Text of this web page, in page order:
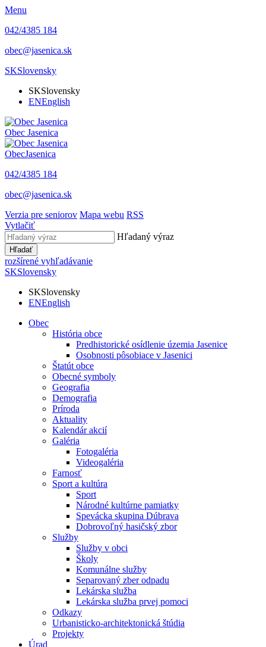
Menu
042/4385 184
obec@jasenica.sk
SKSlovensky
SKSlovensky
ENEnglish
Obec Jasenica
ObecJasenica
042/4385 184
obec@jasenica.sk
Verzia pre seniorov Mapa webu RSS
Vytlačiť
Hľadaný výraz
Hľadať
rozšírené vyhľadávanie
SKSlovensky
SKSlovensky
ENEnglish
Obec
História obce
Predhistorické osídlenie územia Jasenice
Osobnosti pôsobiace v Jasenici
Štatút obce
Obecné symboly
Geografia
Demografia
Príroda
Aktuality
Kalendár akcií
Galéria
Fotogaléria
Videogaléria
Farnosť
Sport a kultúra
Sport
Národné kultúrne pamiatky
Spevácka skupina Dúbrava
Dobrovoľný hasičský zbor
Služby
Služby v obci
Školy
Komunálne služby
Separovaný zber odpadu
Lekárska služba
Lekárska služba prvej pomoci
Odkazy
Urbanisticko-architektonická štúdia
Projekty
Úrad